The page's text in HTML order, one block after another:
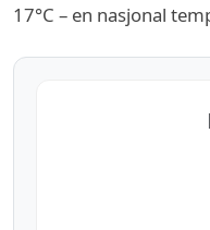
17°C – en nasjonal